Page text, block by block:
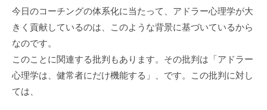
今日のコーチングの体系化に当たって、アドラー心理学が大
きく貢献しているのは、このような背景に基づいているから
なのです。
このことに関連する批判もあります。その批判は「アドラー
心理学は、健常者にだけ機能する」、です。この批判に対し
ては、